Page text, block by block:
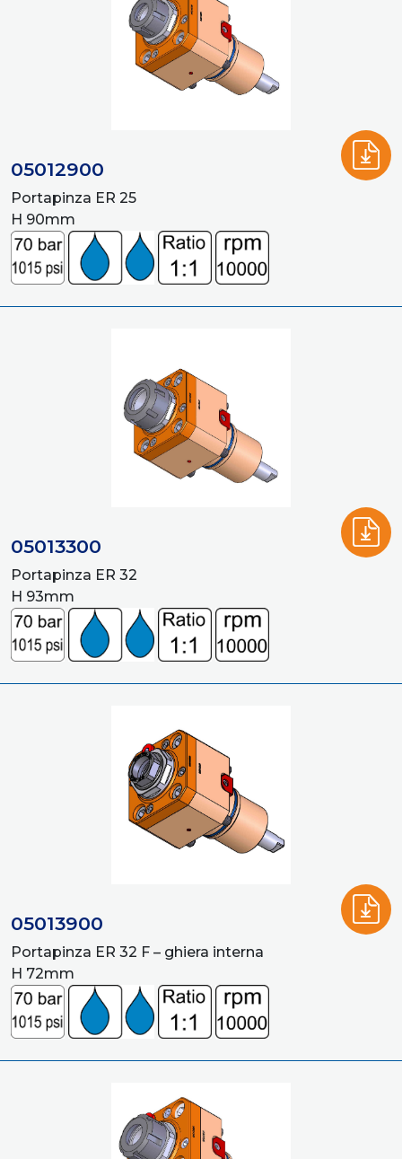
05012900
Portapinza ER 25
H 90mm
05013300
Portapinza ER 32
H 93mm
05013900
Portapinza ER 32 F – ghiera interna
H 72mm